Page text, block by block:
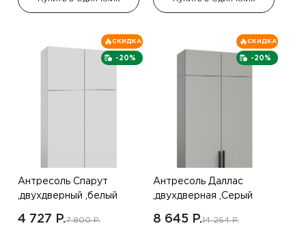
-20%
СКИДКА
Антресоль Спарут
,двухдверный ,белый
4 727 P.7 800 P.
-20%
СКИДКА
Антресоль Даллас
,двухдверная ,Серый
8 645 P.14 264 P.